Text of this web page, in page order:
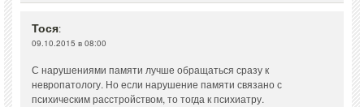
Тося:
09.10.2015 в 08:00
С нарушениями памяти лучше обращаться сразу к
невропатологу. Но если нарушение памяти связано с
психическим расстройством, то тогда к психиатру.